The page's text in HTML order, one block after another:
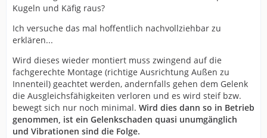
Kugeln und Käfig raus?
Ich versuche das mal hoffentlich nachvollziehbar zu
erklären...
Wird dieses wieder montiert muss zwingend auf die
fachgerechte Montage (richtige Ausrichtung Außen zu
Innenteil) geachtet werden, andernfalls gehen dem Gelenk
die Ausgleichsfähigkeiten verloren und es wird steif bzw.
bewegt sich nur noch minimal. Wird dies dann so in Betrieb
genommen, ist ein Gelenkschaden quasi unumgänglich
und Vibrationen sind die Folge.